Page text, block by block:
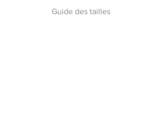
Guide des tailles